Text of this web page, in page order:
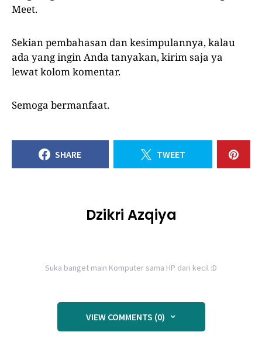
Meet.
Sekian pembahasan dan kesimpulannya, kalau
ada yang ingin Anda tanyakan, kirim saja ya
lewat kolom komentar.
Semoga bermanfaat.
SHARE TWEET
Dzikri Azqiya
Suka banget main Komputer sama HP dari kecil :D
VIEW COMMENTS (0)